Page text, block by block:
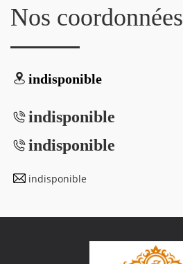
Nos coordonnées
indisponible
indisponible
indisponible
indisponible